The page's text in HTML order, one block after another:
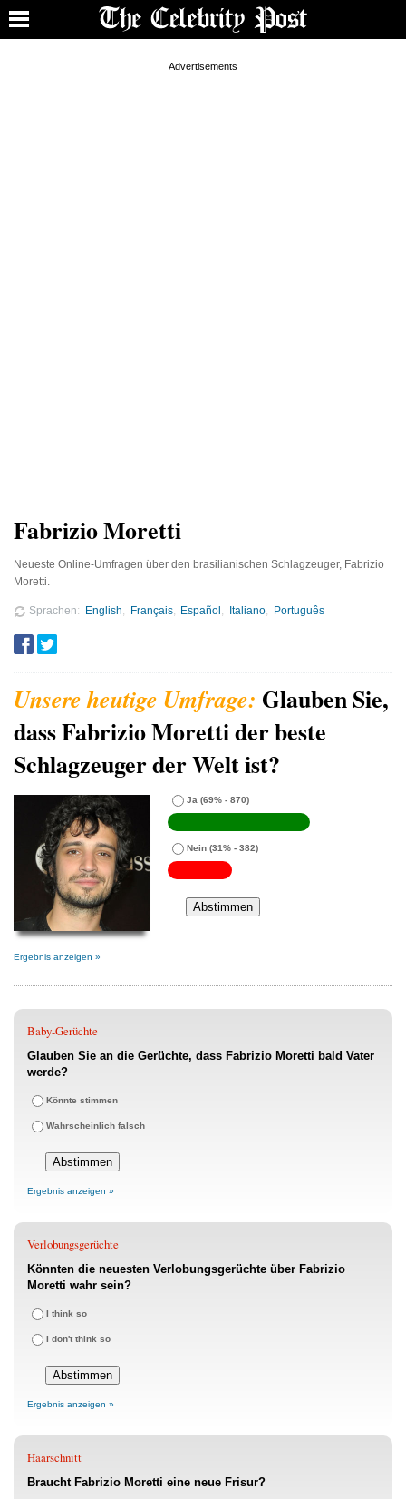
Fabrizio Moretti
Neueste Online-Umfragen über den brasilianischen Schlagzeuger, Fabrizio
Moretti.
Sprachen English Français Español Italiano Português
Glauben Sie,
dass Fabrizio Moretti der beste
Schlagzeuger der Welt ist?
Ja (69% - 870)
Nein (31% - 382)
Ergebnis anzeigen »
Baby-Gerüchte
Glauben Sie an die Gerüchte, dass Fabrizio Moretti bald Vater
werde?
Könnte stimmen
Wahrscheinlich falsch
Ergebnis anzeigen »
Verlobungsgerüchte
Könnten die neuesten Verlobungsgerüchte über Fabrizio
Moretti wahr sein?
I think so
I don't think so
Ergebnis anzeigen »
Haarschnitt
Braucht Fabrizio Moretti eine neue Frisur?